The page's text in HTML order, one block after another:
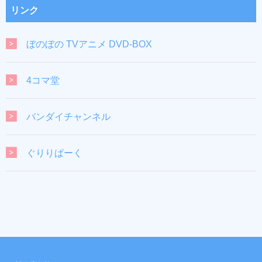
リンク
ぼのぼの TVアニメ DVD-BOX
4コマ堂
バンダイチャンネル
ぐりりぱーく